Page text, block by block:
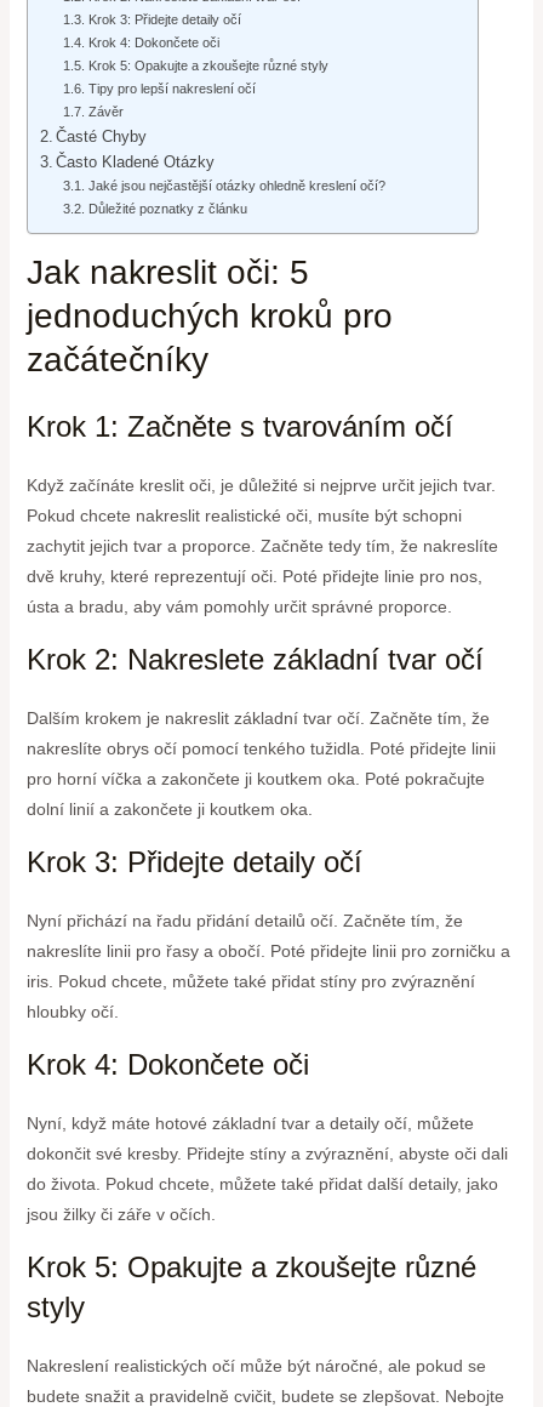
Krok 3: Přidejte detaily očí
Krok 4: Dokončete oči
Krok 5: Opakujte a zkoušejte různé styly
Tipy pro lepší nakreslení očí
Závěr
Časté Chyby
Často Kladené Otázky
Jaké jsou nejčastější otázky ohledně kreslení očí?
Důležité poznatky z článku
Jak nakreslit oči: 5
jednoduchých kroků pro
začátečníky
Krok 1: Začněte s tvarováním očí
Když začínáte kreslit oči, je důležité si nejprve určit jejich tvar.
Pokud chcete nakreslit realistické oči, musíte být schopni
zachytit jejich tvar a proporce. Začněte tedy tím, že nakreslíte
dvě kruhy, které reprezentují oči. Poté přidejte linie pro nos,
ústa a bradu, aby vám pomohly určit správné proporce.
Krok 2: Nakreslete základní tvar očí
Dalším krokem je nakreslit základní tvar očí. Začněte tím, že
nakreslíte obrys očí pomocí tenkého tužidla. Poté přidejte linii
pro horní víčka a zakončete ji koutkem oka. Poté pokračujte
dolní linií a zakončete ji koutkem oka.
Krok 3: Přidejte detaily očí
Nyní přichází na řadu přidání detailů očí. Začněte tím, že
nakreslíte linii pro řasy a obočí. Poté přidejte linii pro zorničku a
iris. Pokud chcete, můžete také přidat stíny pro zvýraznění
hloubky očí.
Krok 4: Dokončete oči
Nyní, když máte hotové základní tvar a detaily očí, můžete
dokončit své kresby. Přidejte stíny a zvýraznění, abyste oči dali
do života. Pokud chcete, můžete také přidat další detaily, jako
jsou žilky či záře v očích.
Krok 5: Opakujte a zkoušejte různé
styly
Nakreslení realistických očí může být náročné, ale pokud se
budete snažit a pravidelně cvičit, budete se zlepšovat. Nebojte